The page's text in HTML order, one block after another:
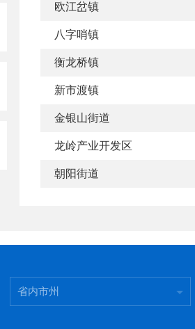
欧江岔镇
八字哨镇
衡龙桥镇
新市渡镇
金银山街道
龙岭产业开发区
朝阳街道
省内市州